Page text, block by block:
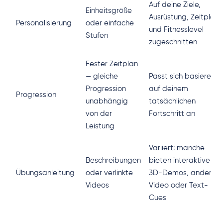
Personalisierung
Einheitsgröße
oder einfache
Stufen
Auf deine Ziele,
Ausrüstung, Zeitplan
und Fitnesslevel
zugeschnitten
Progression
Fester Zeitplan
— gleiche
Progression
unabhängig
von der
Leistung
Passt sich basierend
auf deinem
tatsächlichen
Fortschritt an
Übungsanleitung
Beschreibungen
oder verlinkte
Videos
Variiert: manche
bieten interaktive
3D-Demos, andere
Video oder Text-
Cues